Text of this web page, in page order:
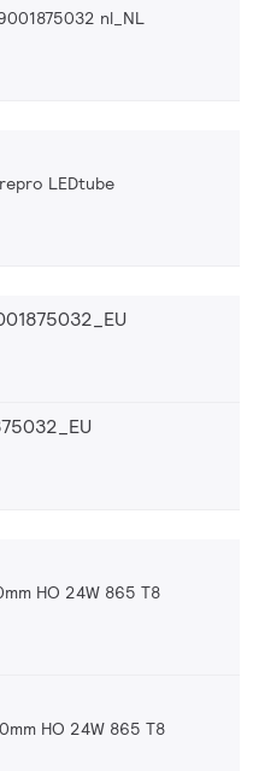
nl_NL
LEDtube
HO 24W 865 T8
HO 24W 865 T8